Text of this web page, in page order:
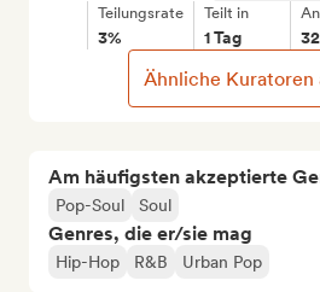
Am häufigsten akzeptierte
Pop-Soul Soul
Genres, die er/sie mag
Hip-Hop R&B Urban Pop
Teilungsrate
3%
Teilt in
1 Tag
Ähnliche Kuratoren